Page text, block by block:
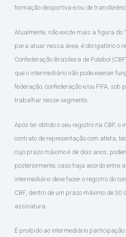
formação desportiva e/ou de
Atualmente, não existe mais a figura do
para atuar nessa área, é obrigatório o
Confederação Brasileira de Futebol
que o intermediário não pode exercer
federação, confederação e/ou FIFA, sob
trabalhar nesse segmento.
Após ter obtido o seu registro na CBF, o
contrato de representação com atleta,
cujo prazo máximo é de dois anos,
posteriormente, caso haja acordo entre
intermediário deve fazer o registro do
CBF, dentro de um prazo máximo de 30
assinatura.
É proibido ao intermediário participação